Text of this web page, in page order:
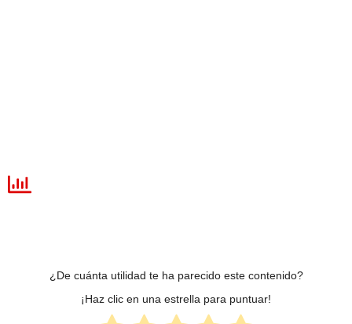
¿De cuánta utilidad te ha parecido este contenido?
¡Haz clic en una estrella para puntuar!